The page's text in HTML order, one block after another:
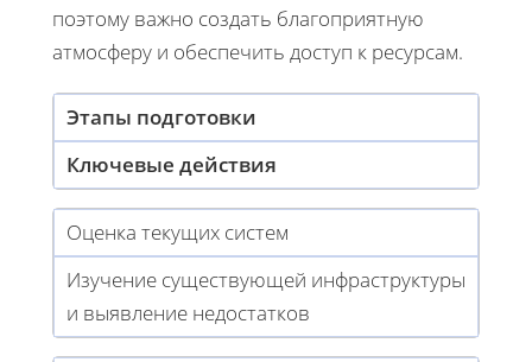
поэтому важно создать благоприятную
атмосферу и обеспечить доступ к ресурсам.
Этапы подготовки
Ключевые действия
Оценка текущих систем
Изучение существующей инфраструктуры
и выявление недостатков